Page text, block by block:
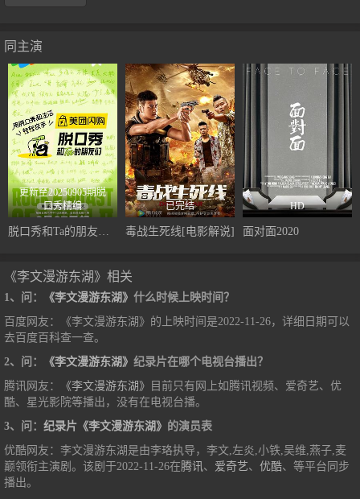
同主演
更新至20250905期脱
口秀精编
已完结
毒战生死线[电影解说]
HD
面对面2020
《李文漫游东湖》相关
1、问： 《李文漫游东湖》 什么时候上映时间？
百度网友：《李文漫游东湖》的上映时间是2022-11-26，详细日期可以
去百度百科查一查。
2、问：
《李文漫游东湖》 纪录片在哪个电视台播出？
腾讯网友：
《李文漫游东湖》
目前只有网上如腾讯视频、爱奇艺、优
酷、星光影院等播出，没有在电视台播。
3、问： 纪录片《李文漫游东湖》 的演员表
优酷网友：李文漫游东湖是由李珞执导，李文,左炎,小铁,吴维,燕子,麦
巅领衔主演剧。该剧于2022-11-26在 腾讯 、 爱奇艺、 优酷、等平台同步
播出。